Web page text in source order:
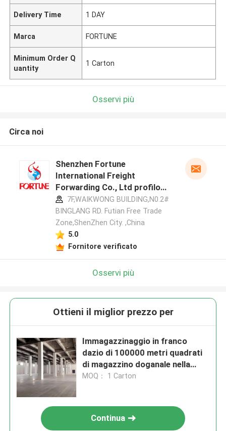
Delivery Time 1 DAY
Marca FORTUNE
Minimum Order Q
uantity
1 Carton
Osservi più
Circa noi
Shenzhen Fortune
International Freight
Forwarding Co., Ltd profilo
del produttore
7F,WAIKWONG BUILDING,N0.2#
BINGLANG RD. Futian Free Trade
Zone,ShenZhen City. ,China
5.0
Fornitore verificato
Osservi più
Ottieni il miglior prezzo per
Immagazzinaggio in franco
dazio di 100000 metri quadrati
di magazzino doganale nella
zona di libero scambio del
MOQ： 1 Carton
Continua